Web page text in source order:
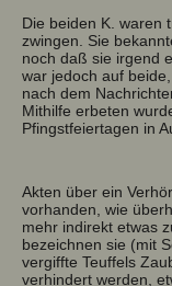
Die beiden K. waren
zwingen. Sie
noch daß sie irgend
war jedoch auf
nach dem
Mithilfe erbeten
Pfingstfeiertagen in
Akten über ein
vorhanden, wie
mehr indirekt etwas
bezeichnen sie (mit
vergiffte Teuffels
verhindert werden,